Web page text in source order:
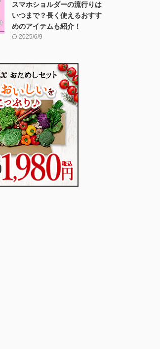
スマホショルダーの流行りは
いつまで？長く使えるおすす
めのアイテムも紹介！
2025/6/9